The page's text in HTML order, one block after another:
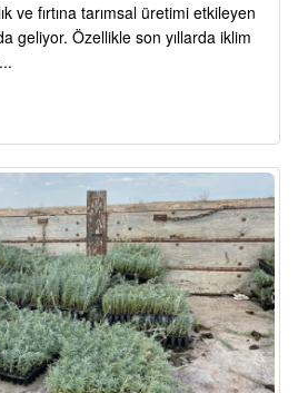
ve fırtına tarımsal üretimi etkileyen
geliyor. Özellikle son yıllarda iklim